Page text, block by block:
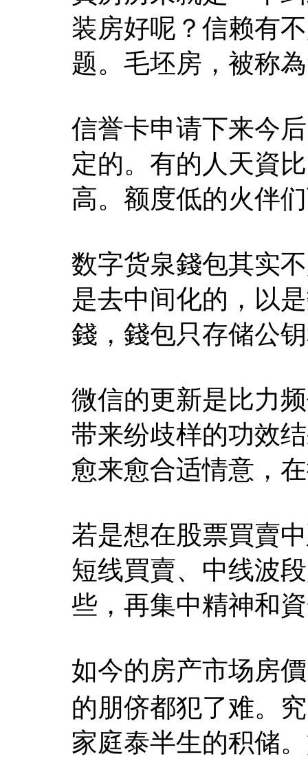
装房好呢？信赖有
题。毛坯房，被称
信誉卡申请下来今
定的。有的人天資
高。额度低的火伴
数字货泉錢包其实
是去中间化的，以
錢，錢包只存储公
微信的更新是比力
带来纷歧样的功效
愈来愈合适情意，
若是想在股票買賣
短线買賣、中线波
些，再集中精神和
如今的房产市场房
的朋侪都犯了难。
家庭泰半生的积储